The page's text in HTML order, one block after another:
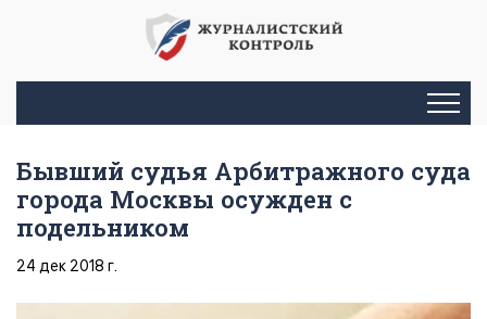
Бывший судья Арбитражного суда
города Москвы осужден с
подельником
24 дек 2018 г.